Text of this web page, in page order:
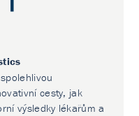
cesty, jak
výsledky lékařům a